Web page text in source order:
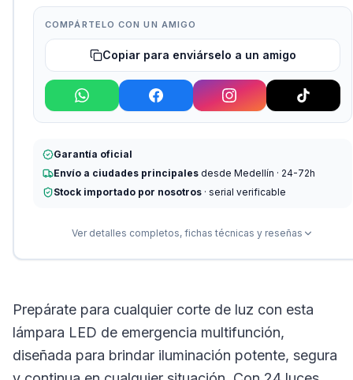
COMPÁRTELO CON UN AMIGO
Copiar para enviárselo a un amigo
Garantía oficial
Envío a ciudades principales desde Medellín · 24-72h
Stock importado por nosotros · serial verificable
Ver detalles completos, fichas técnicas y reseñas
Prepárate para cualquier corte de luz con esta
lámpara LED de emergencia multifunción,
diseñada para brindar iluminación potente, segura